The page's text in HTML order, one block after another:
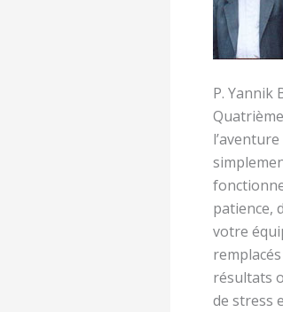
P. Yannik
patience,
votre
résultats
de stress